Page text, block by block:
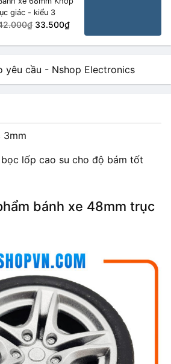
giác - kiểu 3
33.500₫
3mm
bọc lốp cao su cho độ bám tốt
bánh xe 48mm trục